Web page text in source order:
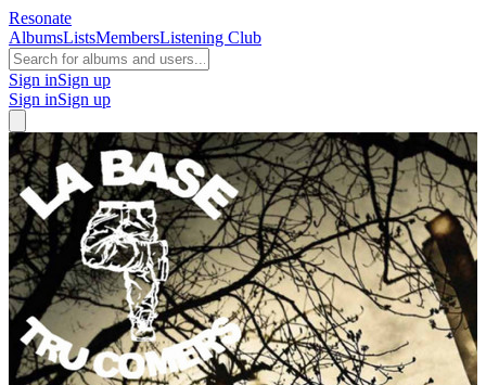
Resonate
AlbumsListsMembersListening Club
Sign inSign up
Sign inSign up